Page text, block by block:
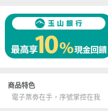
商品特色
電子票劵在手，序號掌控在我